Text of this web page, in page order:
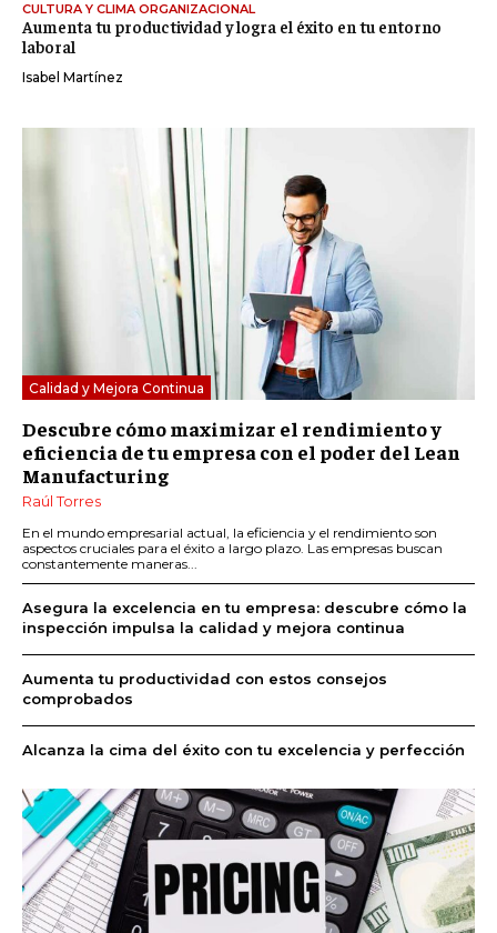
CULTURA Y CLIMA ORGANIZACIONAL
Aumenta tu productividad y logra el éxito en tu entorno
laboral
Isabel Martínez
Calidad y Mejora Continua
Descubre cómo maximizar el rendimiento y
eficiencia de tu empresa con el poder del Lean
Manufacturing
Raúl Torres
En el mundo empresarial actual, la eficiencia y el rendimiento son
aspectos cruciales para el éxito a largo plazo. Las empresas buscan
constantemente maneras...
Asegura la excelencia en tu empresa: descubre cómo la
inspección impulsa la calidad y mejora continua
Aumenta tu productividad con estos consejos
comprobados
Alcanza la cima del éxito con tu excelencia y perfección